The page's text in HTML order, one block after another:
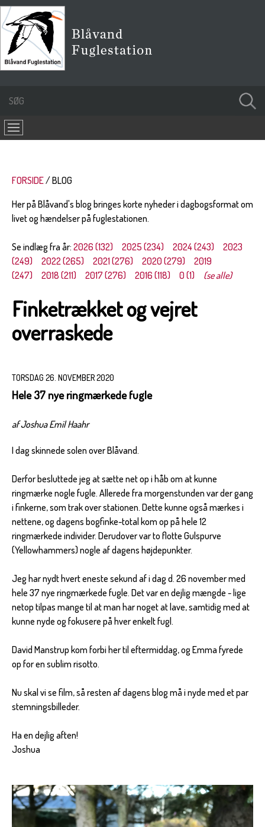
FORSIDE
BLOG
Her på Blåvand's blog bringes korte nyheder i dagbogsformat om
livet og hændelser på fuglestationen.
Se indlæg fra år: 2026 (132) 2025 (234) 2024 (243)
2023
(249)
2022 (265) 2021 (276) 2020 (279)
2019
(247)
2018 (211) 2017 (276) 2016 (118) 0 (1) (se alle)
Finketrækket og vejret
overraskede
TORSDAG 26. NOVEMBER 2020
Hele 37 nye ringmærkede fugle
af Joshua Emil Haahr
I dag skinnede solen over Blåvand.
Derfor besluttede jeg at sætte net op i håb om at kunne
ringmærke nogle fugle. Allerede fra morgenstunden var der gang
i finkerne, som trak over stationen. Dette kunne også mærkes i
nettene, og dagens bogfinke-total kom op på hele 12
ringmærkede individer. Derudover var to flotte Gulspurve
(Yellowhammers) nogle af dagens højdepunkter.
Jeg har nydt hvert eneste sekund af i dag d. 26 november med
hele 37 nye ringmærkede fugle. Det var en dejlig mængde - lige
netop tilpas mange til at man har noget at lave, samtidig med at
kunne nyde og fokusere på hver enkelt fugl.
David Manstrup kom forbi her til eftermiddag, og Emma fyrede
op for en sublim risotto.
Nu skal vi se film, så resten af dagens blog må i nyde med et par
stemningsbilleder.
Ha en dejlig aften!
Joshua